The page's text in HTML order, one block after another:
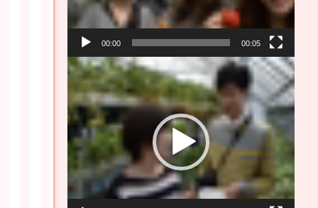
00:00 00:05
動
画
プ
レ
ー
ヤ
ー